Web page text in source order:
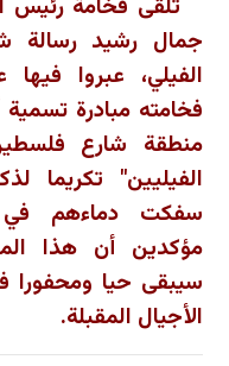
تلقى فخامة رئيس
جمال رشيد رسالة
الفيلي، عبروا
فخامته مبادرة
منطقة شارع
الفيليين" تكريما
سفكت دماءهم في
مؤكدين أن هذا
سيبقى حيا ومحفورا
الأجيال المقبلة.